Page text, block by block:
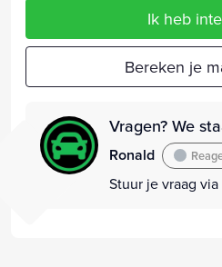
Ik heb
Bereken je
Vragen? We
Ronald
Stuur je vraag via